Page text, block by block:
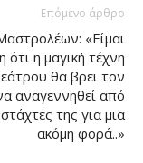
Επόμενο άρθρο
«Είμαι
ότι η μαγική τέχνη
θα βρει τον
αναγεννηθεί από
της για μια
ακόμη φορά..»